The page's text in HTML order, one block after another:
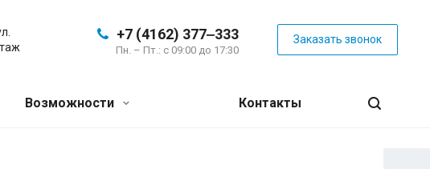
+7 (4162) 377‒333
Пн. – Пт.: с 09:00 до 17:30
Заказать звонок
Возможности Контакты